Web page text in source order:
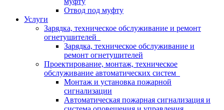
Отвод под муфту
Услуги
Зарядка, техническое обслуживание и ремонт
огнетушителей
Зарядка, техническое обслуживание и
ремонт огнетушителей
Проектирование, монтаж, техническое
обслуживание автоматических систем
Монтаж и установка пожарной
сигнализации
Автоматическая пожарная сигнализация и